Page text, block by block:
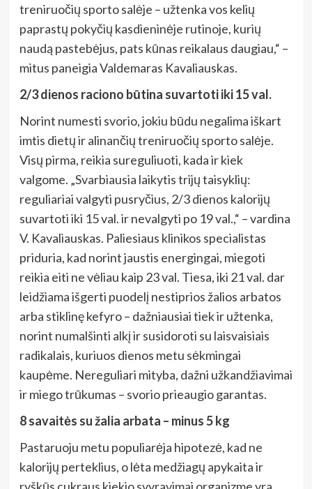
treniruočių sporto salėje – užtenka vos kelių
paprastų pokyčių kasdieninėje rutinoje, kurių
naudą pastebėjus, pats kūnas reikalaus daugiau,“ –
mitus paneigia Valdemaras Kavaliauskas.
2/3 dienos raciono būtina suvartoti iki 15 val.
Norint numesti svorio, jokiu būdu negalima iškart
imtis dietų ir alinančių treniruočių sporto salėje.
Visų pirma, reikia sureguliuoti, kada ir kiek
valgome. „Svarbiausia laikytis trijų taisyklių:
reguliariai valgyti pusryčius, 2/3 dienos kalorijų
suvartoti iki 15 val. ir nevalgyti po 19 val.,“ – vardina
V. Kavaliauskas. Paliesiaus klinikos specialistas
priduria, kad norint jaustis energingai, miegoti
reikia eiti ne vėliau kaip 23 val. Tiesa, iki 21 val. dar
leidžiama išgerti puodelį nestiprios žalios arbatos
arba stiklinę kefyro – dažniausiai tiek ir užtenka,
norint numalšinti alkį ir susidoroti su laisvaisiais
radikalais, kuriuos dienos metu sėkmingai
kaupėme. Nereguliari mityba, dažni užkandžiavimai
ir miego trūkumas – svorio prieaugio garantas.
8 savaitės su žalia arbata – minus 5 kg
Pastaruoju metu populiarėja hipotezė, kad ne
kalorijų perteklius, o lėta medžiagų apykaita ir
ryškūs cukraus kiekio svyravimai organizme yra